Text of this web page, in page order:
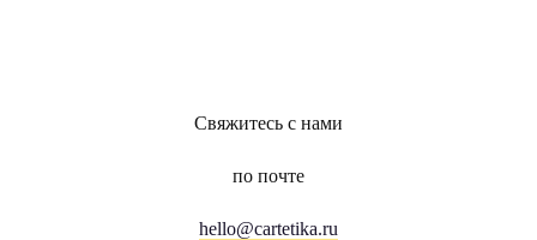
Свяжитесь с нами
по почте
hello@cartetika.ru